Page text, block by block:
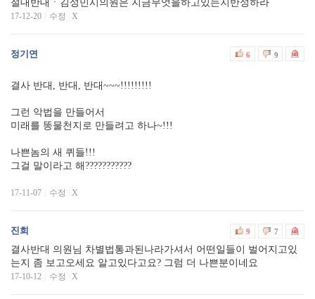
절대반대ㆍ김성민시의원은 지금무엇을하고있는지반성하라
17-12-20 수정 X
정기연 6 9
결사 반대, 반대, 반대~~~!!!!!!!!!
그런 악법을 만들어서
미래를 똥물천지로 만들려고 하나~!!!
나쁜놈의 새 퀴들!!!
그걸 말이라고 해???????????
17-11-07 수정 X
진희 9 7
결사반대 의원님 차별법통과된나라가셔서 어떤일들이 벌어지고있
는지 좀 보고오세요 알고있다고요? 그럼 더 나쁜분이네요
17-10-12 수정 X